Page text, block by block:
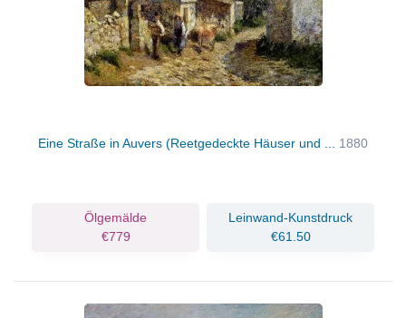
Eine Straße in Auvers (Reetgedeckte Häuser und ... 1880
Ölgemälde
€779
Leinwand-Kunstdruck
€61.50